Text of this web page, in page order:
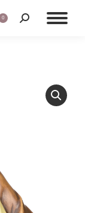
0 Cerca: